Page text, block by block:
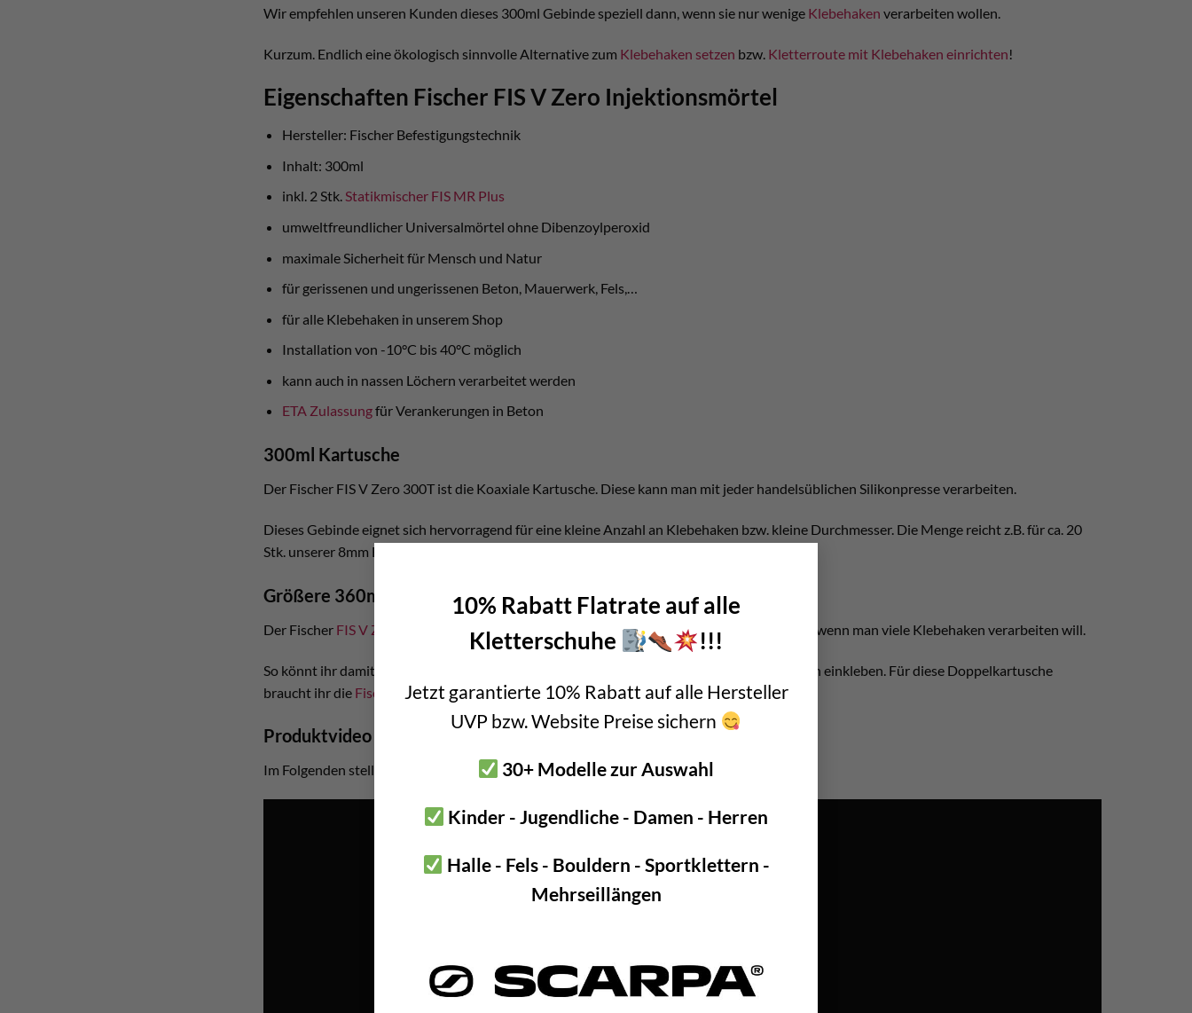
10% Rabatt Flatrate auf alle
Kletterschuhe
!!!
Jetzt garantierte 10% Rabatt auf alle Hersteller
UVP bzw. Website Preise sichern
30+ Modelle zur Auswahl
Kinder - Jugendliche - Damen - Herren
Halle - Fels - Bouldern - Sportklettern -
Mehrseillängen
Wir empfehlen unseren Kunden dieses 300ml Gebinde speziell dann, wenn sie nur wenige Klebehaken verarbeiten wollen.
Kurzum. Endlich eine ökologisch sinnvolle Alternative zum Klebehaken setzen bzw. Kletterroute mit Klebehaken einrichten!
Eigenschaften Fischer FIS V Zero Injektionsmörtel
Hersteller: Fischer Befestigungstechnik
Inhalt: 300ml
inkl. 2 Stk.Statikmischer FIS MR Plus
umweltfreundlicher Universalmörtel ohne Dibenzoylperoxid
maximale Sicherheit für Mensch und Natur
für gerissenen und ungerissenen Beton, Mauerwerk, Fels,…
für alle Klebehaken in unserem Shop
Installation von -10°C bis 40°C möglich
kann auch in nassen Löchern verarbeitet werden
ETA Zulassungfür Verankerungen in Beton
300ml Kartusche
Der Fischer FIS V Zero 300T ist die Koaxiale Kartusche. Diese kann man mit jeder handelsüblichen Silikonpresse verarbeiten.
Dieses Gebinde eignet sich hervorragend für eine kleine Anzahl an Klebehaken bzw. kleine Durchmesser. Die Menge reicht z.B. für ca. 20
Stk. unserer 8mm Bühlerhaken oder ca. 15 Stk. der 10mm Klebehaken.
Größere 360ml Kartusche
Der Fischer FIS V Zero 360S ist die Doppelkartusche. Dieses Gebinde macht vor allem Sinn, wenn man viele Klebehaken verarbeiten will.
So könnt ihr damit ca. 25mm unserer 8mm Bühlerhaken oder ca. 18 Stück 10mm Klebehaken einkleben. Für diese Doppelkartusche
braucht ihr die Fischer FIS AM Auspresspistole.
Produktvideo Fischer FIS V Zero 300T
Im Folgenden stellt euch Fischer selbst den Injektionsmörtel vor.